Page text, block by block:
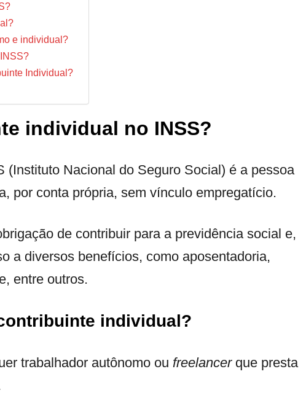
e individual?
Individual?
individual no INSS?
(Instituto Nacional do Seguro Social) é a pessoa
por conta própria, sem vínculo empregatício.
de contribuir para a previdência social e,
a diversos benefícios, como aposentadoria,
entre outros.
individual?
trabalhador autônomo ou freelancerque presta